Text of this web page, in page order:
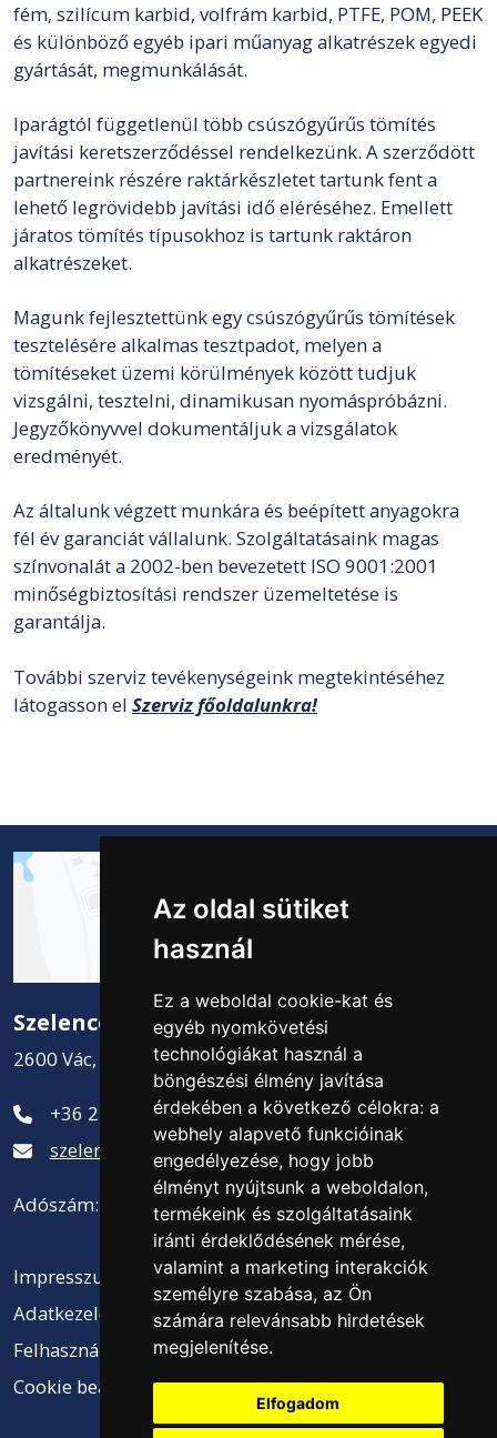
Az oldal sütiket
használ
Ez a weboldal cookie-kat és
egyéb nyomkövetési
technológiákat használ a
böngészési élmény javítása
érdekében a következő célokra: a
webhely alapvető funkcióinak
engedélyezése, hogy jobb
élményt nyújtsunk a weboldalon,
termékeink és szolgáltatásaink
iránti érdeklődésének mérése,
valamint a marketing interakciók
személyre szabása, az Ön
számára relevánsabb hirdetések
megjelenítése.
Elfogadom
fém, szilícum karbid, volfrám karbid, PTFE, POM, PEEK
és különböző egyéb ipari műanyag alkatrészek egyedi
gyártását, megmunkálását.
Iparágtól függetlenül több csúszógyűrűs tömítés
javítási keretszerződéssel rendelkezünk. A szerződött
partnereink részére raktárkészletet tartunk fent a
lehető legrövidebb javítási idő eléréséhez. Emellett
járatos tömítés típusokhoz is tartunk raktáron
alkatrészeket.
Magunk fejlesztettünk egy csúszógyűrűs tömítések
tesztelésére alkalmas tesztpadot, melyen a
tömítéseket üzemi körülmények között tudjuk
vizsgálni, tesztelni, dinamikusan nyomáspróbázni.
Jegyzőkönyvvel dokumentáljuk a vizsgálatok
eredményét.
Az általunk végzett munkára és beépített anyagokra
fél év garanciát vállalunk. Szolgáltatásaink magas
színvonalát a 2002-ben bevezetett ISO 9001:2001
minőségbiztosítási rendszer üzemeltetése is
garantálja.
További szerviz tevékenységeink megtekintéséhez
látogasson el Szerviz főoldalunkra!
Szelence Kft.
2600 Vác, Csatamező út 2.
+36 27 311-881
szelence@szelencekft.hu
Adószám: 12141300-2-13
Impresszum
Adatkezelési tájékoztató
Felhasználási feltételek
Cookie beállítások